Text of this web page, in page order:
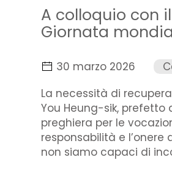
A colloquio con
Giornata
30 marzo 2026
La necessità di
You Heung-sik, prefetto
preghiera per le
responsabilità e
non siamo capaci di